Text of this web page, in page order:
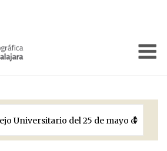
Períodos Históricos